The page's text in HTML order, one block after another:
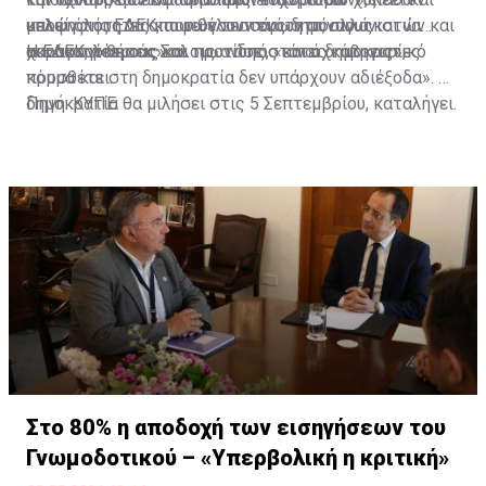
υποψηφιότητες και των τεσσάρων συναγωνιστών και
συναγωνίστριας».
καλεί όλους να αποφεύγουν τους δημόσιους
χαρακτηρισμούς και τις ανυπόστατες κατηγορίες.
μελών της ΕΔΕΚ, που θέλουν ενότητα, αλλά και να
ακούσουν θέσεις και προτάσεις και όχι ύβρεις»,
προσθέτει.
Η ΕΔΕΚ, λέει ο κ. Σολομωνίδης, «είναι δημοκρατικό
κόμμα και στη δημοκρατία δεν υπάρχουν αδιέξοδα». Η
δημοκρατία θα μιλήσει στις 5 Σεπτεμβρίου, καταλήγει.
Πηγή: ΚΥΠΕ
Στο 80% η αποδοχή των εισηγήσεων του
Γνωμοδοτικού – «Υπερβολική η κριτική»